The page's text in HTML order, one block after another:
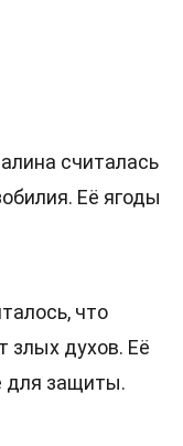
считалась
Её ягоды
что
злых духов. Её
для защиты.